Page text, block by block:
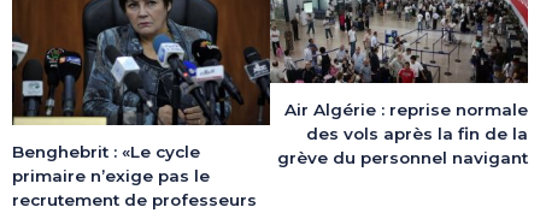
Benghebrit : «Le cycle
primaire n’exige pas le
recrutement de professeurs
Air Algérie : reprise normale
des vols après la fin de la
grève du personnel navigant